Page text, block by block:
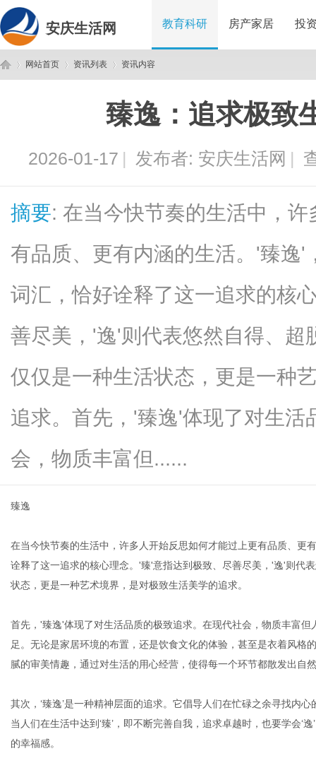
安庆生活网 教育科研 房产家居 投
网站首页 资讯列表
›
资讯内容
臻逸：追求极致
2026-01-17 | 发布者: 安庆生活网 |
摘要: 在当今快节奏的生活中，
有品质、更有内涵的生活。'臻逸
词汇，恰好诠释了这一追求的核
善尽美，'逸'则代表悠然自得、超
仅仅是一种生活状态，更是一种
追求。首先，'臻逸'体现了对生活
会，物质丰富但......
臻逸
在当今快节奏的生活中，许多人开始反思如何才能过上更有品质、更
诠释了这一追求的核心理念。'臻'意指达到极致、尽善尽美，'逸'则代
状态，更是一种艺术境界，是对极致生活美学的追求。
首先，'臻逸'体现了对生活品质的极致追求。在现代社会，物质丰富
足。无论是家居环境的布置，还是饮食文化的体验，甚至是衣着风格
腻的审美情趣，通过对生活的用心经营，使得每一个环节都散发出自
其次，‘臻逸’是一种精神层面的追求。它倡导人们在忙碌之余寻找内
当人们在生活中达到‘臻’，即不断完善自我，追求卓越时，也要学会‘
的幸福感。